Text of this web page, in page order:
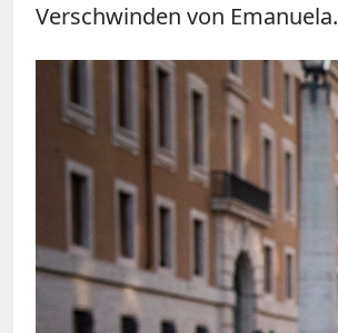
Verschwinden von Emanuela.